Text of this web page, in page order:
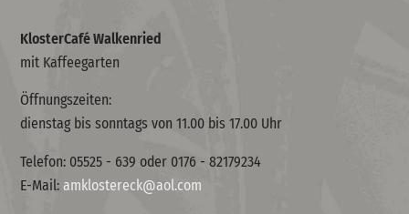
KlosterCafé Walkenried
mit Kaffeegarten
Öffnungszeiten:
dienstag bis sonntags von 11.00 bis 17.00 Uhr
Telefon: 05525 - 639 oder 0176 - 82179234
E-Mail:amklostereck@aol.com